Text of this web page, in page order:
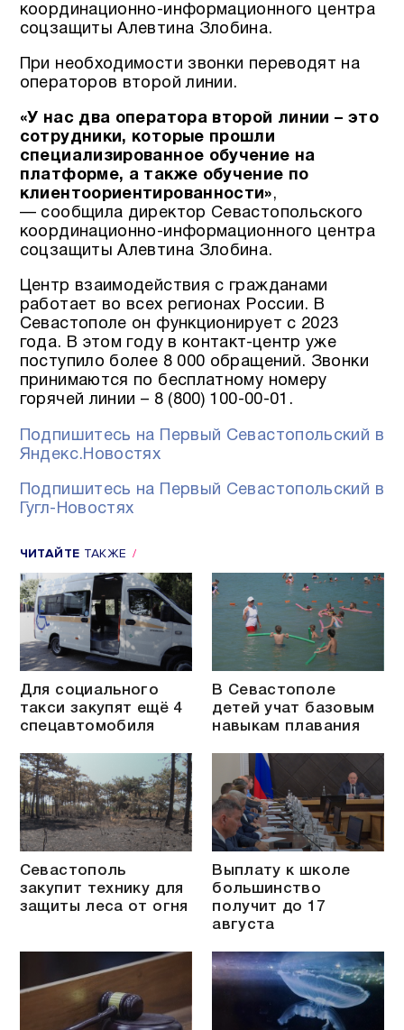
координационно-информационного центра
соцзащиты Алевтина Злобина.
При необходимости звонки переводят на
операторов второй линии.
«У нас два оператора второй линии – это
сотрудники, которые прошли
специализированное обучение на
платформе, а также обучение по
клиентоориентированности»,
— сообщила директор Севастопольского
координационно-информационного центра
соцзащиты Алевтина Злобина.
Центр взаимодействия с гражданами
работает во всех регионах России. В
Севастополе он функционирует с 2023
года. В этом году в контакт-центр уже
поступило более 8 000 обращений. Звонки
принимаются по бесплатному номеру
горячей линии – 8 (800) 100-00-01.
Подпишитесь на Первый Севастопольский в
Яндекс.Новостях
Подпишитесь на Первый Севастопольский в
Гугл-Новостях
ЧИТАЙТЕ ТАКЖЕ
Для социального
такси закупят ещё 4
спецавтомобиля
В Севастополе
детей учат базовым
навыкам плавания
Севастополь
закупит технику для
защиты леса от огня
Выплату к школе
большинство
получит до 17
августа